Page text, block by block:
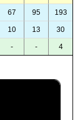
67 95 193
10 13 30
- - 4